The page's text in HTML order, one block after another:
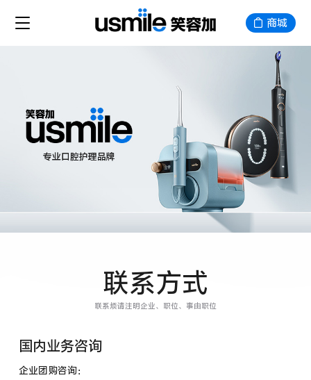
商城
联系方式
联系烦请注明企业、 职位、 事由职位
国内业务咨询
企业团购咨询：